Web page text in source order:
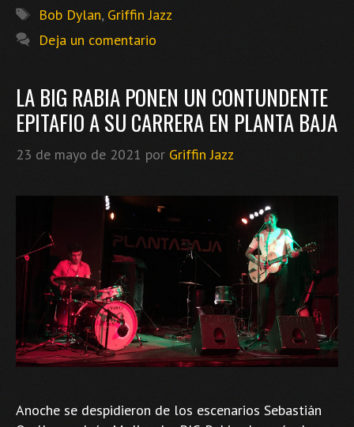
Etiquetas
Bob Dylan, Griffin Jazz
Deja un comentario
LA BIG RABIA PONEN UN CONTUNDENTE
EPITAFIO A SU CARRERA EN PLANTA BAJA
23 de mayo de 2021 por Griffin Jazz
Anoche se despidieron de los escenarios Sebastián